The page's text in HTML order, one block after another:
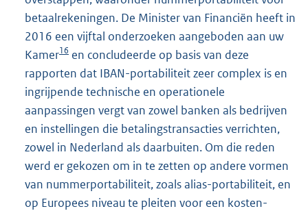
betaalrekeningen. De Minister van Financiën heeft in
2016 een vijftal onderzoeken aangeboden aan uw
Kamer16 en concludeerde op basis van deze
rapporten dat IBAN-portabiliteit zeer complex is en
ingrijpende technische en operationele
aanpassingen vergt van zowel banken als bedrijven
en instellingen die betalingstransacties verrichten,
zowel in Nederland als daarbuiten. Om die reden
werd er gekozen om in te zetten op andere vormen
van nummerportabiliteit, zoals alias-portabiliteit, en
op Europees niveau te pleiten voor een kosten-